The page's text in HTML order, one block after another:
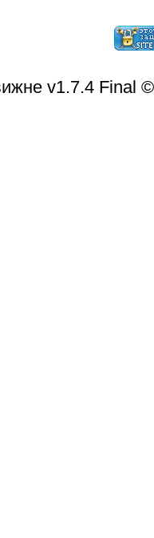
v1.7.4 Final